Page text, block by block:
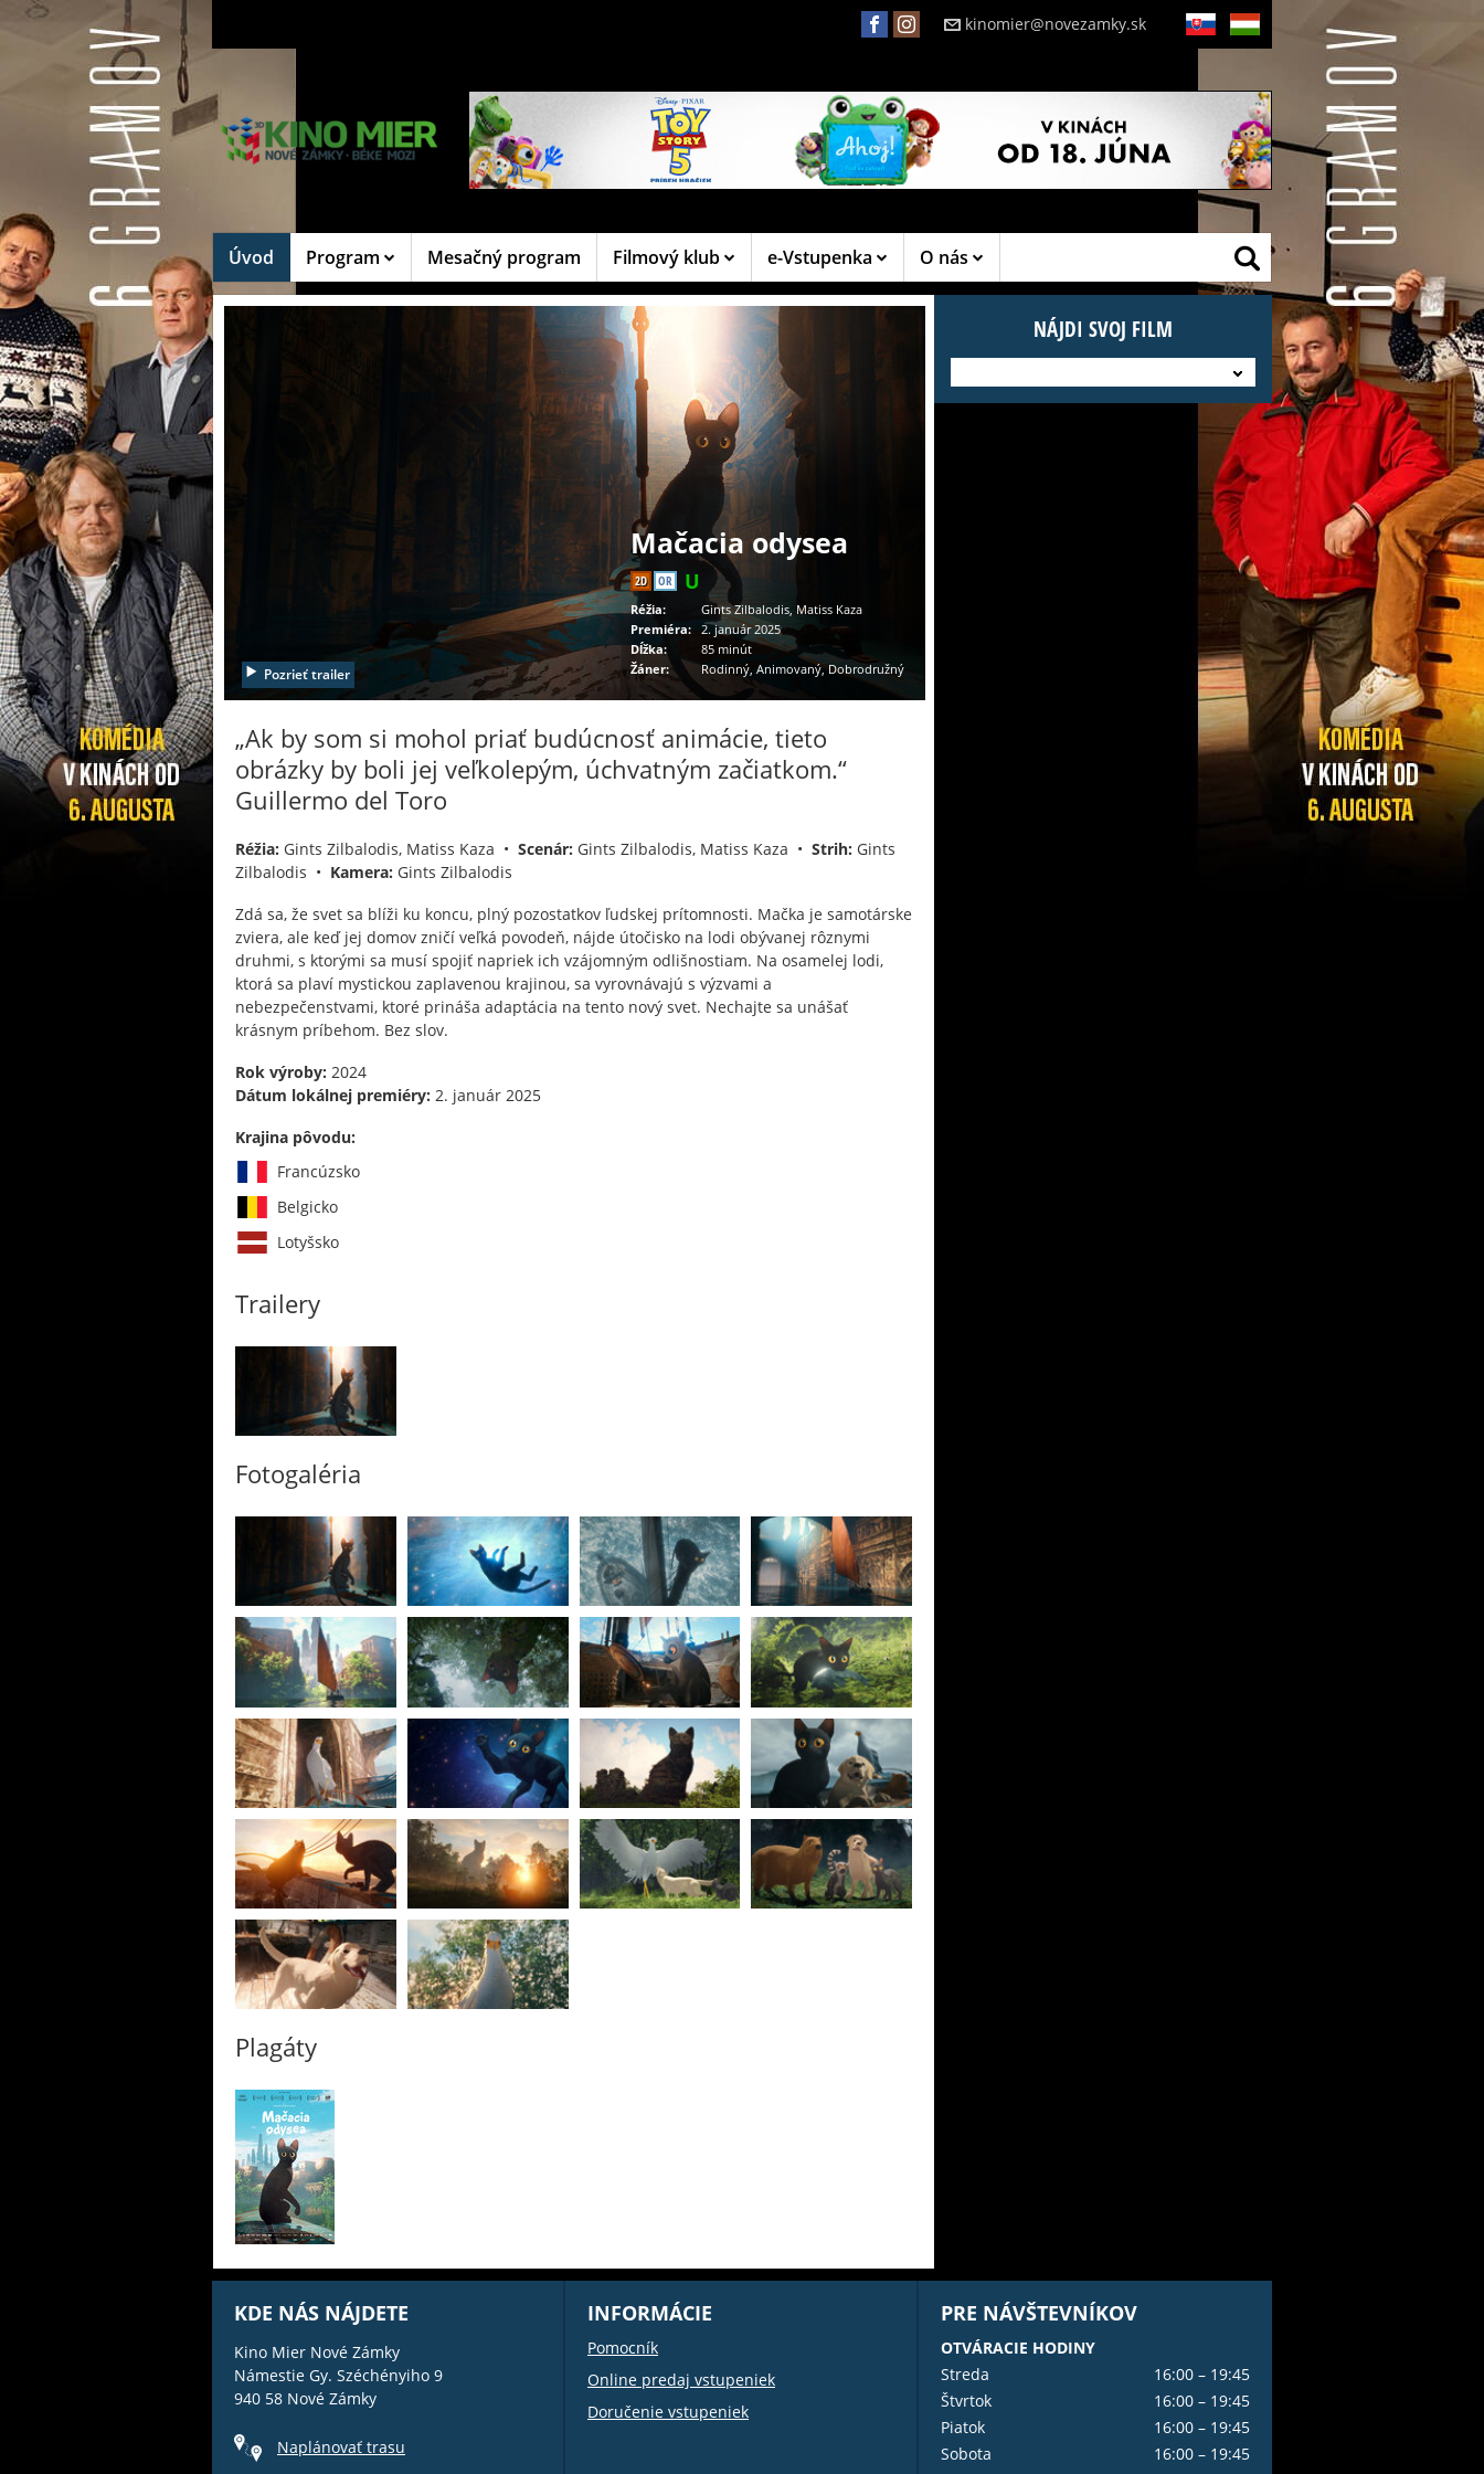
kinomier@novezamky.sk
Úvod Program Mesačný program Filmový klub e-Vstupenka O nás
Pozrieť trailer
Mačacia odysea
2D
OR
Réžia:
Gints Zilbalodis, Matiss Kaza
Premiéra: 2. január 2025
Dĺžka:
85 minút
Žáner:
Rodinný, Animovaný, Dobrodružný
„Ak by som si mohol priať budúcnosť animácie, tieto
obrázky by boli jej veľkolepým, úchvatným začiatkom.“
Guillermo del Toro
Réžia: Gints Zilbalodis, Matiss Kaza • Scenár: Gints Zilbalodis, Matiss Kaza • Strih: Gints
Zilbalodis • Kamera: Gints Zilbalodis
Zdá sa, že svet sa blíži ku koncu, plný pozostatkov ľudskej prítomnosti. Mačka je samotárske
zviera, ale keď jej domov zničí veľká povodeň, nájde útočisko na lodi obývanej rôznymi
druhmi, s ktorými sa musí spojiť napriek ich vzájomným odlišnostiam. Na osamelej lodi,
ktorá sa plaví mystickou zaplavenou krajinou, sa vyrovnávajú s výzvami a
nebezpečenstvami, ktoré prináša adaptácia na tento nový svet. Nechajte sa unášať
krásnym príbehom. Bez slov.
Rok výroby: 2024
Dátum lokálnej premiéry: 2. január 2025
Krajina pôvodu:
Francúzsko
Belgicko
Lotyšsko
Trailery
Fotogaléria
Plagáty
NÁJDI SVOJ FILM
KDE NÁS NÁJDETE
Kino Mier Nové Zámky
Námestie Gy. Széchényiho 9
940 58 Nové Zámky
Naplánovať trasu
INFORMÁCIE
Pomocník
Online predaj vstupeniek
Doručenie vstupeniek
PRE NÁVŠTEVNÍKOV
OTVÁRACIE HODINY
Streda
16:00 – 19:45
Štvrtok
16:00 – 19:45
Piatok
16:00 – 19:45
Sobota
16:00 – 19:45